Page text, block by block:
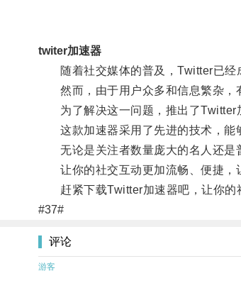
twiter加速器
随着社交媒体的普及，Twitter已经
然而，由于用户众多和信息繁杂，
为了解决这一问题，推出了Twitter
这款加速器采用了先进的技术，能
无论是关注者数量庞大的名人还是
让你的社交互动更加流畅、便捷，
赶紧下载Twitter加速器吧，让你的
#37#
评论
游客